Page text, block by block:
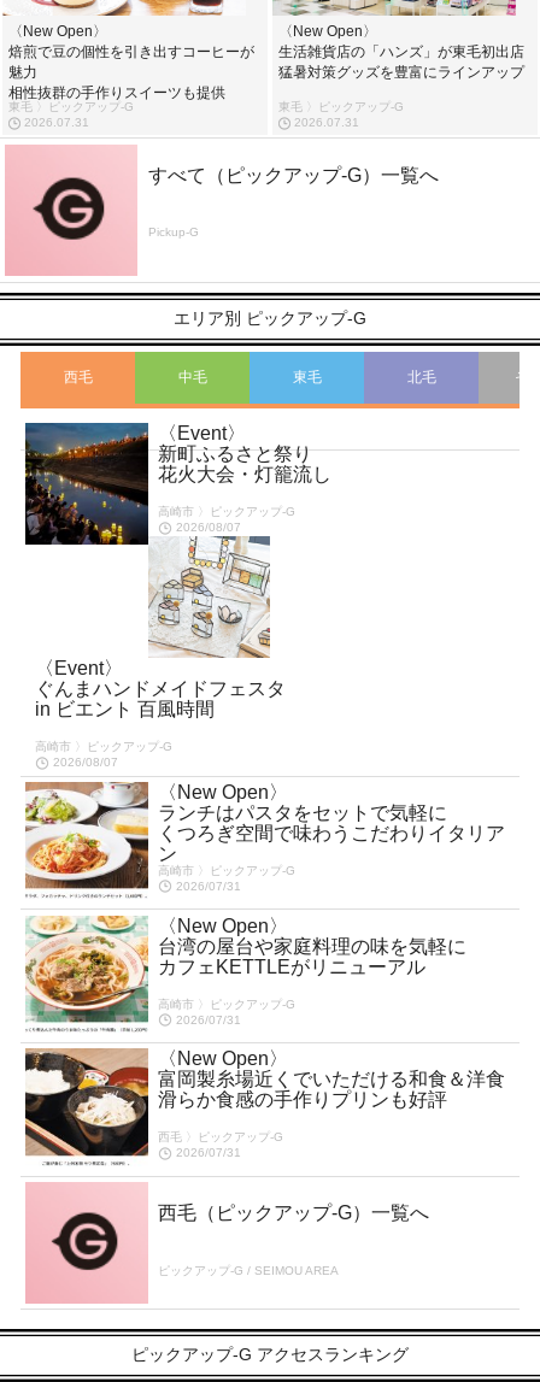
〈New Open〉
焙煎で豆の個性を引き出すコーヒーが
魅力
相性抜群の手作りスイーツも提供
東毛 〉ピックアップ-G
2026.07.31
〈New Open〉
生活雑貨店の「ハンズ」が東毛初出店
猛暑対策グッズを豊富にラインアップ
東毛 〉ピックアップ-G
2026.07.31
すべて（ピックアップ-G）一覧へ
Pickup-G
エリア別 ピックアップ-G
西毛 中毛 東毛 北毛 そ
〈Event〉
新町ふるさと祭り
花火大会・灯籠流し
高崎市 〉ピックアップ-G
2026/08/07
〈Event〉
ぐんまハンドメイドフェスタ
in ビエント 百風時間
高崎市 〉ピックアップ-G
2026/08/07
〈New Open〉
ランチはパスタをセットで気軽に
くつろぎ空間で味わうこだわりイタリア
ン
高崎市 〉ピックアップ-G
2026/07/31
〈New Open〉
台湾の屋台や家庭料理の味を気軽に
カフェKETTLEがリニューアル
高崎市 〉ピックアップ-G
2026/07/31
〈New Open〉
富岡製糸場近くでいただける和食＆洋食
滑らか食感の手作りプリンも好評
西毛 〉ピックアップ-G
2026/07/31
西毛（ピックアップ-G）一覧へ
ピックアップ-G / SEIMOU AREA
ピックアップ-G アクセスランキング